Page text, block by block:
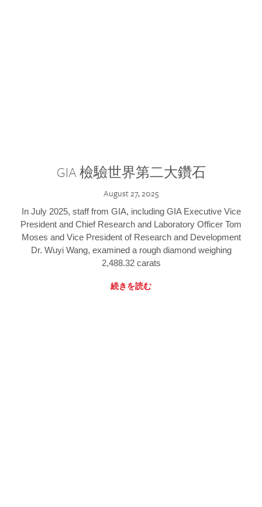
GIA 檢驗世界第二大鑽石
August 27, 2025
In July 2025, staff from GIA, including GIA Executive Vice
President and Chief Research and Laboratory Officer Tom
Moses and Vice President of Research and Development
Dr. Wuyi Wang, examined a rough diamond weighing
2,488.32 carats
続きを読む